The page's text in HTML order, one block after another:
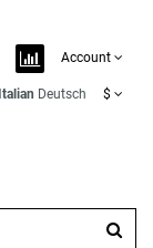
Account
Italian Deutsch $